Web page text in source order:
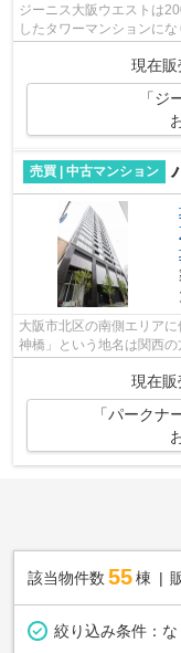
ジーニス大阪ウエストは
したタワーマンションに
現在販
「ジ
売買 | 中古マンション
大阪市北区の南側エリア
神橋」という地名は関西
のアーケード商店街「天
現在販
「パークナ
該当物件数 55棟
絞り込み条件： な